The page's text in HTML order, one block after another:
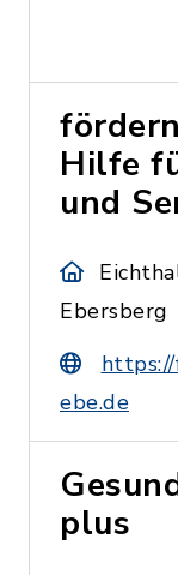
Hilfe
und
Ebersberg
ebe.de
plus